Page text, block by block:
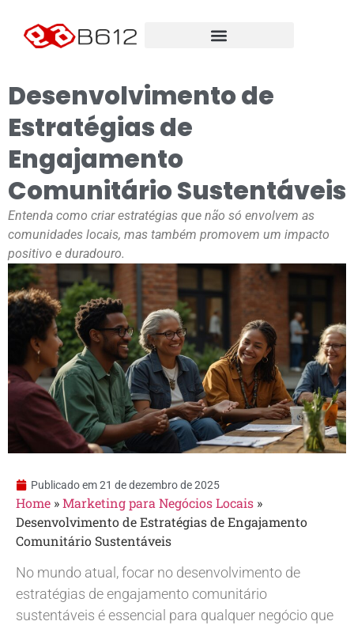
Desenvolvimento de
Estratégias de
Engajamento
Comunitário Sustentáveis
Entenda como criar estratégias que não só envolvem as
comunidades locais, mas também promovem um impacto
positivo e duradouro.
Publicado em21 de dezembro de 2025
Home »Marketing para Negócios Locais »
Desenvolvimento de Estratégias de Engajamento
Comunitário Sustentáveis
No mundo atual, focar no desenvolvimento de
estratégias de engajamento comunitário
sustentáveis é essencial para qualquer negócio que